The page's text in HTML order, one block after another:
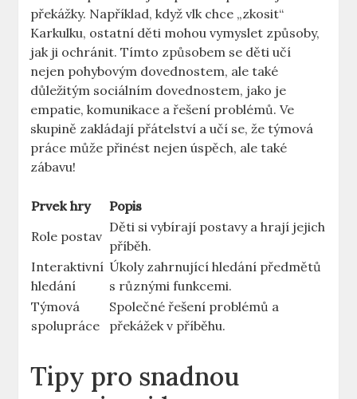
překážky. Například, když vlk chce ⁢„zkosit“⁣
Karkulku, ostatní děti mohou vymyslet způsoby,
jak ⁢ji ochránit. ‌Tímto ⁤způsobem se ⁣děti učí⁢
nejen pohybovým dovednostem, ​ale‌ také
důležitým sociálním dovednostem, jako‌ je
empatie, komunikace a řešení problémů. Ve
skupině zakládají přátelství a učí se, ⁣že týmová
práce může přinést nejen úspěch, ale​ také⁤
zábavu!
Prvek ​hry
Popis
Role postav
Děti ⁤si⁢ vybírají ‌postavy ‍a ​hrají jejich‍
příběh.
Interaktivní
⁢hledání
Úkoly zahrnující hledání předmětů
s⁢ různými funkcemi.
Týmová
spolupráce
Společné řešení problémů ​a
⁤překážek v příběhu.
Tipy ‌pro snadnou